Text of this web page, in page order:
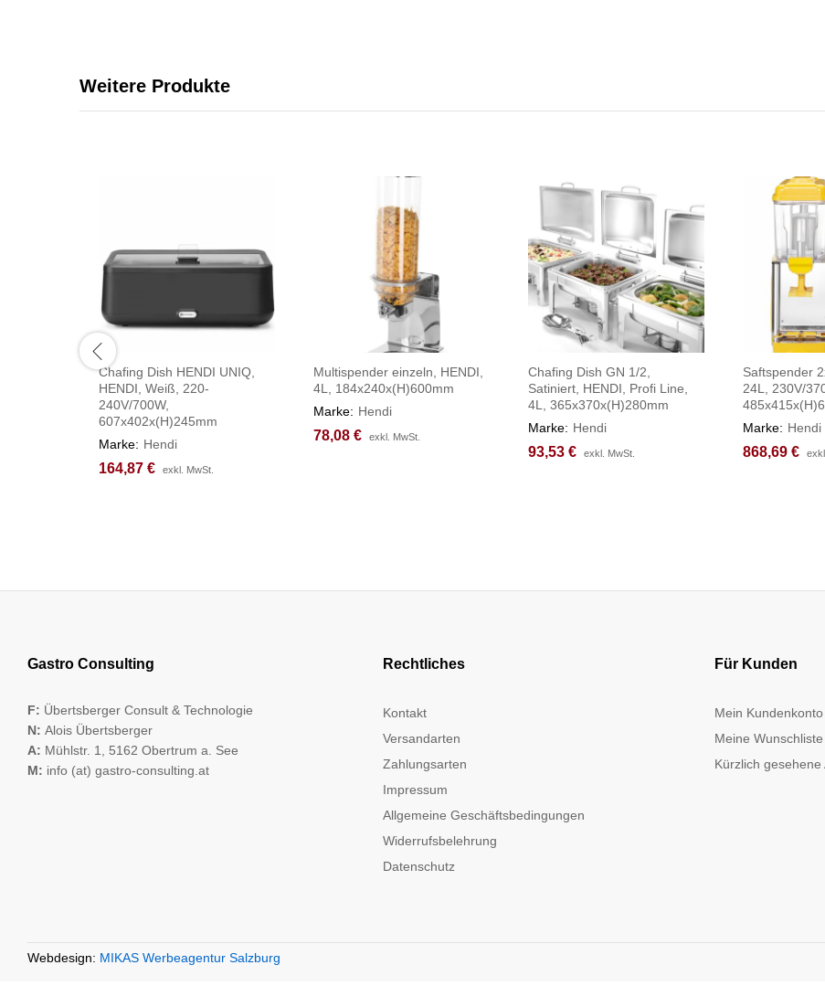
Weitere Produkte
Chafing Dish HENDI UNIQ,
HENDI, Weiß, 220-
240V/700W,
607x402x(H)245mm
Marke: Hendi
164,87 € exkl. MwSt.
164,87 € exkl. MwSt.
Multispender einzeln, HENDI,
4L, 184x240x(H)600mm
Marke: Hendi
78,08 € exkl. MwSt.
78,08 € exkl. MwSt.
Chafing Dish GN 1/2,
Satiniert, HENDI, Profi Line,
4L, 365x370x(H)280mm
Marke: Hendi
93,53 € exkl. MwSt.
93,53 € exkl. MwSt.
Saftspender
24L, 230V/
Marke: Hendi
868,69 €
868,69 €
Gastro Consulting
F: Übertsberger Consult & Technologie
N: Alois Übertsberger
A: Mühlstr. 1, 5162 Obertrum a. See
M: info (at) gastro-consulting.at
Rechtliches
Kontakt
Versandarten
Zahlungsarten
Impressum
Allgemeine Geschäftsbedingungen
Widerrufsbelehrung
Datenschutz
Für Kunden
Mein Kundenkonto
Meine Wunschliste
Kürzlich gesehene
Webdesign: MIKAS Werbeagentur Salzburg